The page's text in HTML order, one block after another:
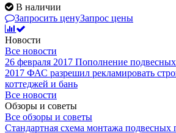
В наличии
Запросить ценуЗапрос цены
Новости
Все новости
26 февраля 2017 Пополнение
2017 ФАС разрешил рекламировать
коттеджей и бань
Все новости
Обзоры и советы
Все обзоры и советы
Стандартная схема монтажа подвесных